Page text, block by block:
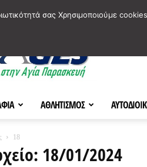
ΑΘΛΗΤΙΣΜΟΣ
18
18/01/2024
σας Χρησιμοποιούμε